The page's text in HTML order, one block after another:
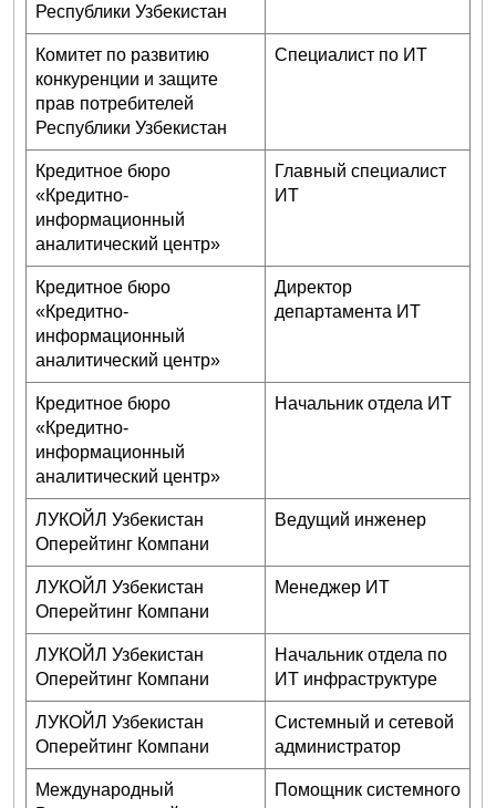
Республики Узбекистан
Комитет по развитию
конкуренции и защите
прав потребителей
Республики Узбекистан
Специалист по ИТ
Кредитное бюро
«Кредитно-
информационный
аналитический центр»
Главный специалист
ИТ
Кредитное бюро
«Кредитно-
информационный
аналитический центр»
Директор
департамента ИТ
Кредитное бюро
«Кредитно-
информационный
аналитический центр»
Начальник отдела ИТ
ЛУКОЙЛ Узбекистан
Оперейтинг Компани
Ведущий инженер
ЛУКОЙЛ Узбекистан
Оперейтинг Компани
Менеджер ИТ
ЛУКОЙЛ Узбекистан
Оперейтинг Компани
Начальник отдела по
ИТ инфраструктуре
ЛУКОЙЛ Узбекистан
Оперейтинг Компани
Системный и сетевой
администратор
Международный
Помощник системного